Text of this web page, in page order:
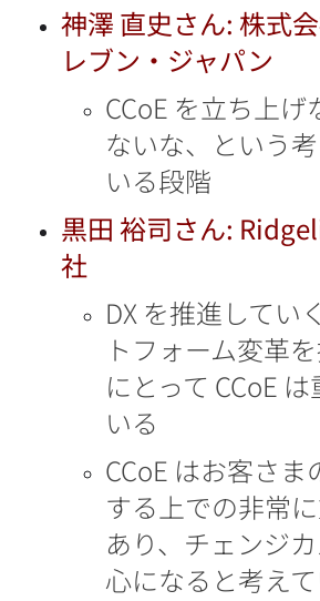
神澤 直史さん: 株式
レブン・ジャパン
CCoE を立ち上
ないな、という
いる段階
黒田 裕司さん:
社
DX を推進してい
トフォーム変革
にとって CCoE
いる
CCoE はお客さ
する上での非常
あり、チェンジ
心になると考え